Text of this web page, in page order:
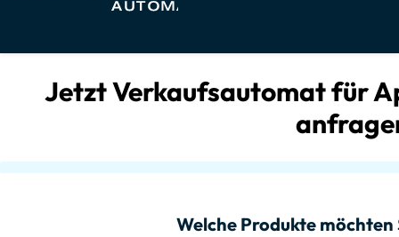
Jetzt Verkaufsautomat für
Welche Produkte